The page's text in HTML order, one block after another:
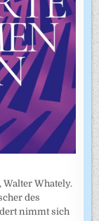
Whately.
des
nimmt sich